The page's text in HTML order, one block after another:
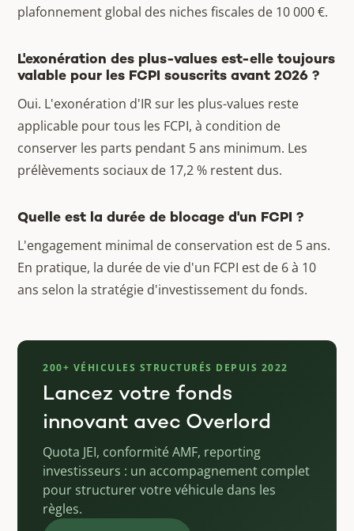
plafonnement global des niches fiscales de 10 000 €.
L'exonération des plus-values est-elle toujours
valable pour les FCPI souscrits avant 2026 ?
Oui. L'exonération d'IR sur les plus-values reste
applicable pour tous les FCPI, à condition de
conserver les parts pendant 5 ans minimum. Les
prélèvements sociaux de 17,2 % restent dus.
Quelle est la durée de blocage d'un FCPI ?
L'engagement minimal de conservation est de 5 ans.
En pratique, la durée de vie d'un FCPI est de 6 à 10
ans selon la stratégie d'investissement du fonds.
200+ VÉHICULES STRUCTURÉS DEPUIS 2022
Lancez votre fonds
innovant avec Overlord
Quota JEI, conformité AMF, reporting
investisseurs : un accompagnement complet
pour structurer votre véhicule dans les
règles.